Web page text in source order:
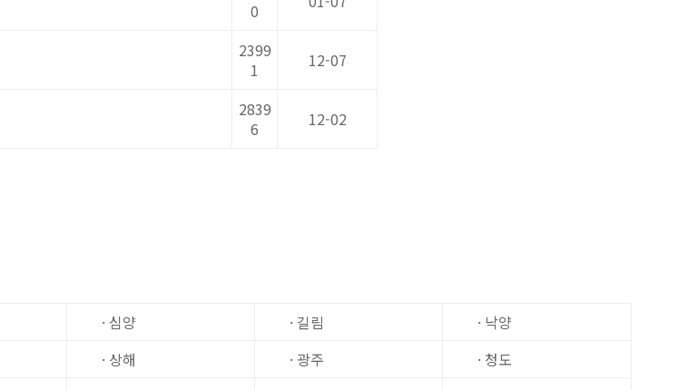
0
2399
1
12-07
2839
6
12-02
· 심양 · 길림
· 낙양
· 상해 · 광주
· 청도